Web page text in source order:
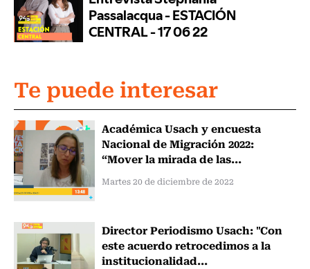
Te puede interesar
Académica Usach y encuesta
Nacional de Migración 2022:
“Mover la mirada de las...
Martes 20 de diciembre de 2022
Director Periodismo Usach: "Con
este acuerdo retrocedimos a la
institucionalidad...